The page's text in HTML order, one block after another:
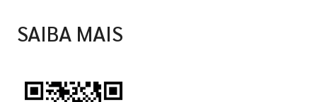
SAIBA MAIS